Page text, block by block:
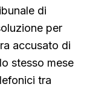
di
per
accusato di
stesso mese
tra